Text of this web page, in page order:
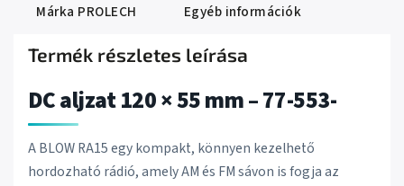
Márka PROLECH Egyéb információk
Termék részletes leírása
DC aljzat 120 × 55 mm – 77-553-
A BLOW RA15 egy kompakt, könnyen kezelhető
hordozható rádió, amely AM és FM sávon is fogja az